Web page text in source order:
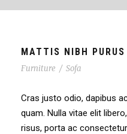
MATTIS NIBH PURUS
Furniture / Sofa
Cras justo odio, dapibus
quam. Nulla vitae elit
risus, porta ac